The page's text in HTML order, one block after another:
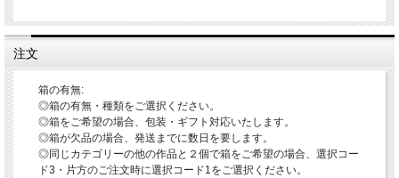
さい。
〇蕎麦・ソーメンなどのつゆ入れ
〇煮物・和え物・酢物・蒸し物などお菜用の器
〇来客用の温茶・冷茶用の汲出し湯呑
〇日本酒・焼酎・ウィスキーなどを召し上がる酒器
〇コーヒー・紅茶などを召し上がるカップ
〇アイスクリーム・ヨーグルト・あんみつなどデザート用の器
〇スープや汁物などの器
「器のお取り扱いについて」
〇電子レンジ・食器洗浄乾燥機の使用OK
注文
箱の有無:
◎箱の有無・種類をご選択ください。
◎箱をご希望の場合、包装・ギフト対応いたします。
◎箱が欠品の場合、発送までに数日を要します。
◎同じカテゴリーの他の作品と２個で箱をご希望の場合、選択コー
ド3・片方のご注文時に選択コード1をご選択ください。